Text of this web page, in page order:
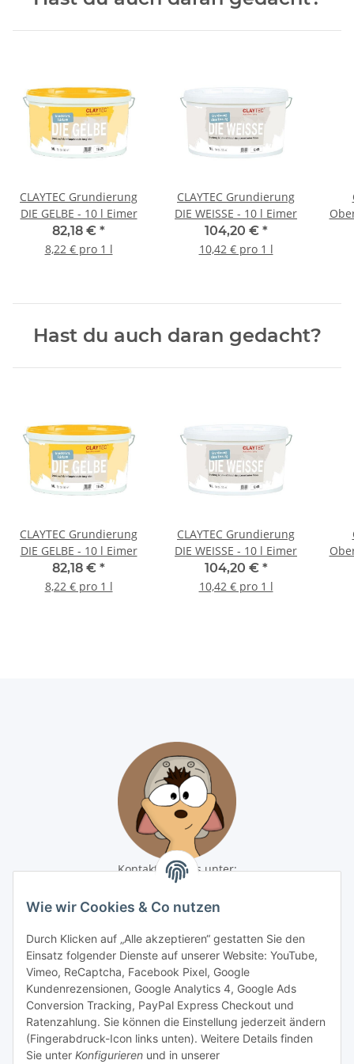
Wie wir Cookies & Co nutzen
Durch Klicken auf „Alle akzeptieren“ gestatten Sie den
Einsatz folgender Dienste auf unserer Website: YouTube,
Vimeo, ReCaptcha, Facebook Pixel, Google
Kundenrezensionen, Google Analytics 4, Google Ads
Conversion Tracking, PayPal Express Checkout und
Ratenzahlung. Sie können die Einstellung jederzeit ändern
(Fingerabdruck-Icon links unten). Weitere Details finden
Sie unter Konfigurieren und in unserer
CLAYTEC Grundierung
DIE GELBE - 10 l Eimer
82,18 € *
8,22 € pro 1 l
CLAYTEC Grundierung
DIE WEISSE - 10 l Eimer
104,20 € *
10,42 € pro 1 l
Hast du auch daran gedacht?
CLAYTEC Grundierung
DIE GELBE - 10 l Eimer
82,18 € *
8,22 € pro 1 l
CLAYTEC Grundierung
DIE WEISSE - 10 l Eimer
104,20 € *
10,42 € pro 1 l
Kontaktiere uns unter:
shop@baunativ.de
+49 3435 66699899
Informationen
Gesetzliche Informationen
Zahlungsmöglichkeiten